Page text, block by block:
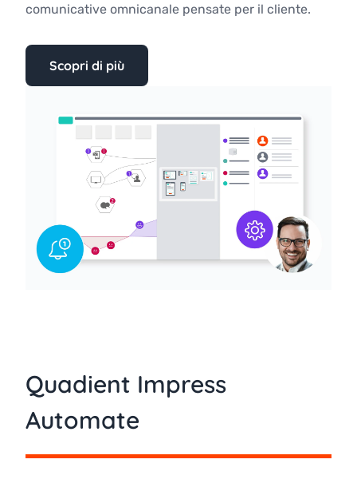
comunicative omnicanale pensate per il cliente.
Scopri di più
Quadient Impress
Automate